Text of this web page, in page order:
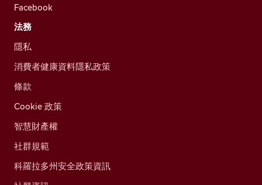
Facebook
法務
隱私
消費者健康資料隱私政策
條款
Cookie 政策
智慧財產權
社群規範
科羅拉多州安全政策資訊